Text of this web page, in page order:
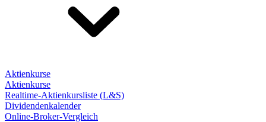
Aktienkurse
Aktienkurse
Realtime-Aktienkursliste (L&S)
Dividendenkalender
Online-Broker-Vergleich